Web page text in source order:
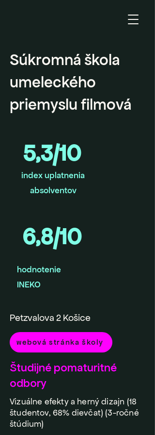
Súkromná škola
umeleckého
priemyslu filmová
5,3/10
index uplatnenia
absolventov
6,8/10
hodnotenie
INEKO
Petzvalova 2 Košice
webová stránka školy
Študijné pomaturitné
odbory
Vizuálne efekty a herný dizajn (18
študentov, 68% dievčat) (3-ročné
štúdium)